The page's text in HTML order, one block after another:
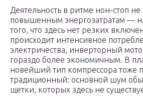
Деятельность в ритме нон-стоп
повышенным энергозатратам —
того, что здесь нет резких
происходит интенсивное
электричества, инверторный
гораздо более экономичным. В
новейший тип компрессора тоже
традиционный: основной шум
щетки, которых здесь не